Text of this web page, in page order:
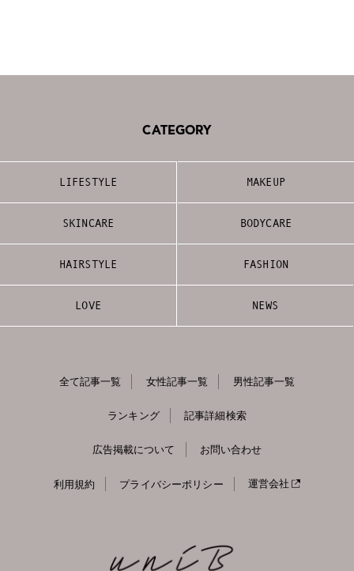
CATEGORY
LIFESTYLE MAKEUP
SKINCARE BODYCARE
HAIRSTYLE FASHION
LOVE NEWS
全て記事一覧 女性記事一覧 男性記事一覧
ランキング 記事詳細検索
広告掲載について お問い合わせ
利用規約 プライバシーポリシー 運営会社